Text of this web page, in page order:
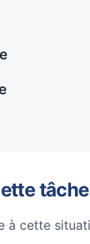
à cette